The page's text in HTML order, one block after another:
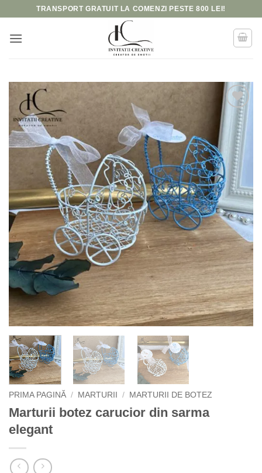
content
TRANSPORT GRATUIT LA COMENZI PESTE 800 LEI!
Add to
wishlist
PRIMA PAGINĂ / MARTURII / MARTURII DE BOTEZ
Marturii botez carucior din sarma
elegant